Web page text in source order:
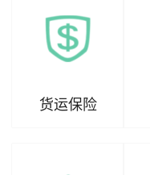
货运保险